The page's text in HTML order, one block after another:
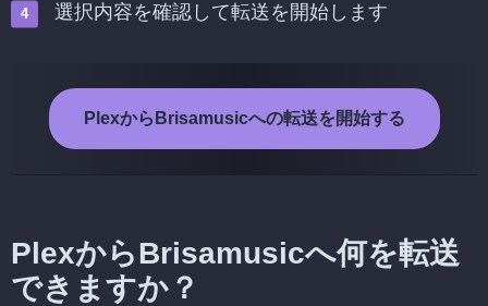
選択内容を確認して転送を開始します
PlexからBrisamusicへの転送を開始する
PlexからBrisamusicへ何を転送
できますか？